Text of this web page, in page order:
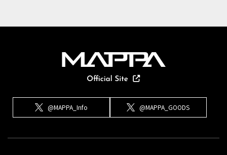
@MAPPA_Info @MAPPA_GOODS